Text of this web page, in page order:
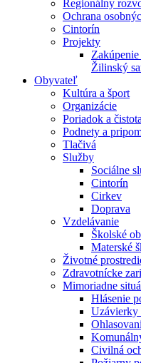
Regionálny
Ochrana
Cintorín
Projekty
Žilinský
Obyvateľ
Kultúra a šport
Organizácie
Poriadok a čistota
Podnety a
Tlačivá
Služby
Sociálne
Cintorín
Cirkev
Doprava
Vzdelávanie
Školské
Materské
Životné
Zdravotnícke
Mimoriadne
Hlásenie
Uzávierky
Civilná